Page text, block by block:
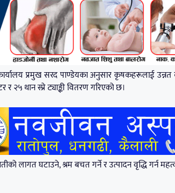
प्रमुख सरद पाण्डेयका अनुसार कृषकहरूलाई उन्नत
र २५ थान स्प्रे ट्याङ्की वितरण गरिएको छ।
लागत घटाउने, श्रम बचत गर्ने र उत्पादन वृद्धि गर्न